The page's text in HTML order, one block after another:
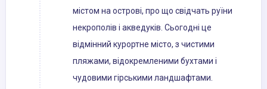
містом на острові, про що свідчать руїни
некрополів і акведуків. Сьогодні це
відмінний курортне місто, з чистими
пляжами, відокремленими бухтами і
чудовими гірськими ландшафтами.